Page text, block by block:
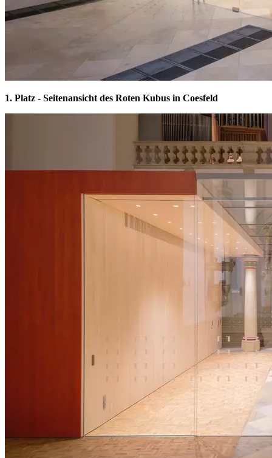
1. Platz - Seitenansicht des Roten Kubus in Coesfeld